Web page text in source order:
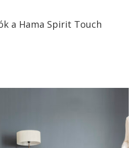
a Hama Spirit Touch